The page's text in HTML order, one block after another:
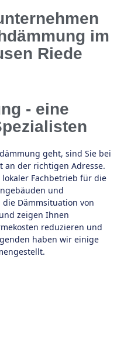
im
Riede
- eine
geht, sind Sie bei
an der richtigen Adresse.
Fachbetrieb für die
und
Dämmsituation von
zeigen Ihnen
reduzieren und
haben wir einige